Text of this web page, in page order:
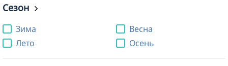
Сезон
Зима
Весна
Лето
Осень